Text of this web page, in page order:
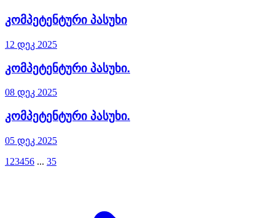
კომპეტენტური პასუხი
12 დეკ 2025
კომპეტენტური პასუხი.
08 დეკ 2025
კომპეტენტური პასუხი.
05 დეკ 2025
1 23456 ... 35